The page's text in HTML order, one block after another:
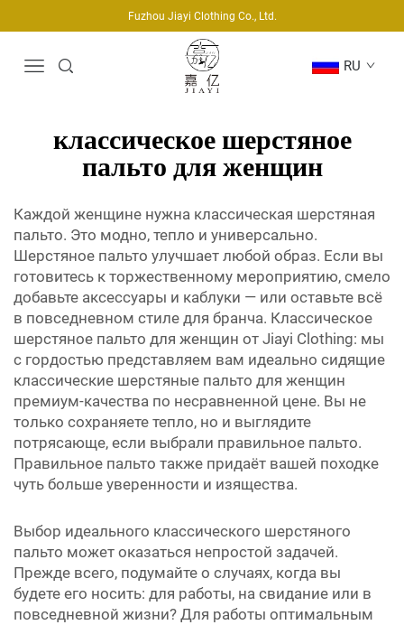
Fuzhou Jiayi Clothing Co., Ltd.
RU
классическое шерстяное
пальто для женщин
Каждой женщине нужна классическая шерстяная
пальто. Это модно, тепло и универсально.
Шерстяное пальто улучшает любой образ. Если вы
готовитесь к торжественному мероприятию, смело
добавьте аксессуары и каблуки — или оставьте всё
в повседневном стиле для бранча. Классическое
шерстяное пальто для женщин от Jiayi Clothing: мы
с гордостью представляем вам идеально сидящие
классические шерстяные пальто для женщин
премиум-качества по несравненной цене. Вы не
только сохраняете тепло, но и выглядите
потрясающе, если выбрали правильное пальто.
Правильное пальто также придаёт вашей походке
чуть больше уверенности и изящества.
Выбор идеального классического шерстяного
пальто может оказаться непростой задачей.
Прежде всего, подумайте о случаях, когда вы
будете его носить: для работы, на свидание или в
повседневной жизни? Для работы оптимальным